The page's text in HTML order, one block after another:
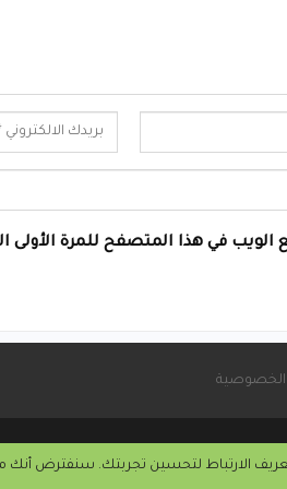
الويب في هذا المتصفح للمرة الأولى
الارتباط لتحسين تجربتك. سنفترض أنك